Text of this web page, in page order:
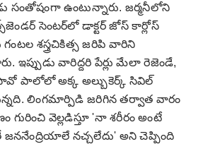
సంతోషంగా ఉంటున్నారు. జర్మనీలోని
సెంటర్‌లో డాక్టర్‌ జోస్‌ కార్లోస్‌
శస్త్రచికిత్స జరిపి వారిని
ఇప్పుడు వారిద్దరి పేర్లు మేలా రెజెండే,
పాలోలో అక్క అల్బుకెర్క్‌ సివిల్‌
లింగమార్పిడి జరిగిన తర్వాత వారం
గురించి వెల్లడిస్తూ 'నా శరీరం అంటే
నచ్చలేదు' అని చెప్పింది